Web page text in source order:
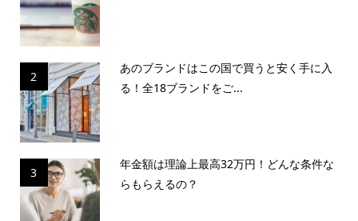
2
あのブランドはこの国で買うと安く手に入
る！全18ブランドをご...
3
年金額は理論上最高32万円！どんな条件な
らもらえるの？